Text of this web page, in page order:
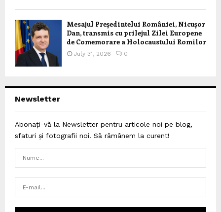
Mesajul Președintelui României, Nicușor
Dan, transmis cu prilejul Zilei Europene
de Comemorare a Holocaustului Romilor
July 31, 2026 0
Newsletter
Abonați-vă la Newsletter pentru articole noi pe blog,
sfaturi și fotografii noi. Să rămânem la curent!